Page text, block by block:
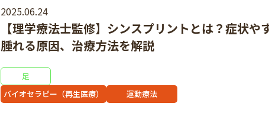
2025.06.24
【理学療法士監修】シンスプリントとは？症状や
腫れる原因、治療方法を解説
足
バイオセラピー（再生医療）
運動療法